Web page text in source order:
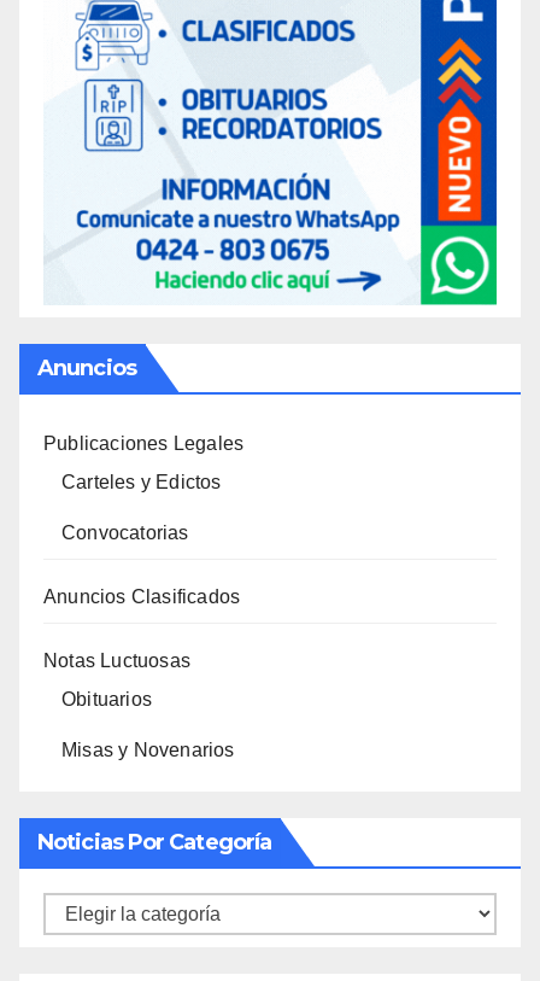
Anuncios
Publicaciones Legales
Carteles y Edictos
Convocatorias
Anuncios Clasificados
Notas Luctuosas
Obituarios
Misas y Novenarios
Noticias Por Categoría
Noticias